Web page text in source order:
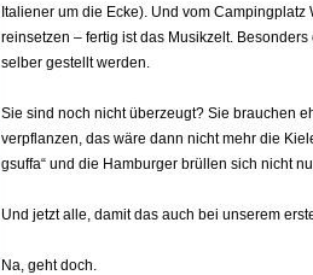
Italiener um die Ecke). Und vom
reinsetzen – fertig ist das Musikzelt.
selber gestellt werden.
Sie sind noch nicht überzeugt? Sie brauchen
verpflanzen, das wäre dann nicht mehr die
gsuffa“ und die Hamburger brüllen sich nicht
Und jetzt alle, damit das auch bei unserem
Na, geht doch.